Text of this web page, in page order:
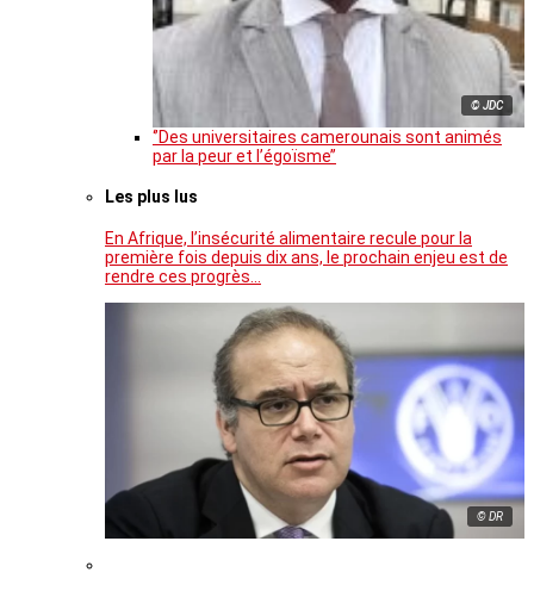
© JDC
‘’Des universitaires camerounais sont animés
par la peur et l’égoïsme’’
Les plus lus
En Afrique, l’insécurité alimentaire recule pour la
première fois depuis dix ans, le prochain enjeu est de
rendre ces progrès…
© DR